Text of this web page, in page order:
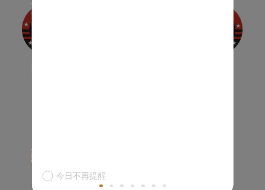
今日不再提醒